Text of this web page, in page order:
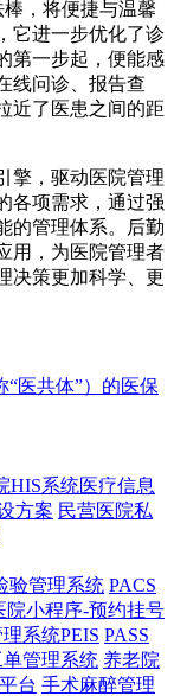
，将便捷与温馨
它进一步优化了诊
第一步起，便能感
线问诊、报告查
近了医患之间的距
擎，驱动医院管理
各项需求，通过强
的管理体系。后勤
用，为医院管理者
决策更加科学、更
医共体”）的医保
HIS系统医疗信息
方案 民营医院私
验管理系统 PACS
院小程序-预约挂号
系统PEIS PASS
单管理系统 养老院
台 手术麻醉管理